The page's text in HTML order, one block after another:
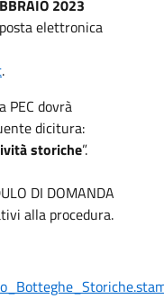
2023
elettronica
.
PEC dovrà
dicitura:
storiche”.
DI DOMANDA
alla procedura.